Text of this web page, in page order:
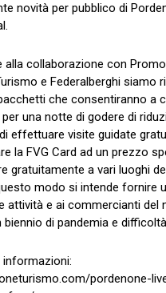
novità per pubblico di
alla collaborazione con
e Federalberghi siamo
che consentiranno a
una notte di godere di
effettuare visite guidate
la FVG Card ad un prezzo
gratuitamente a vari luoghi
modo si intende fornire
attività e ai commercianti del
biennio di pandemia e
informazioni:
pordenone-